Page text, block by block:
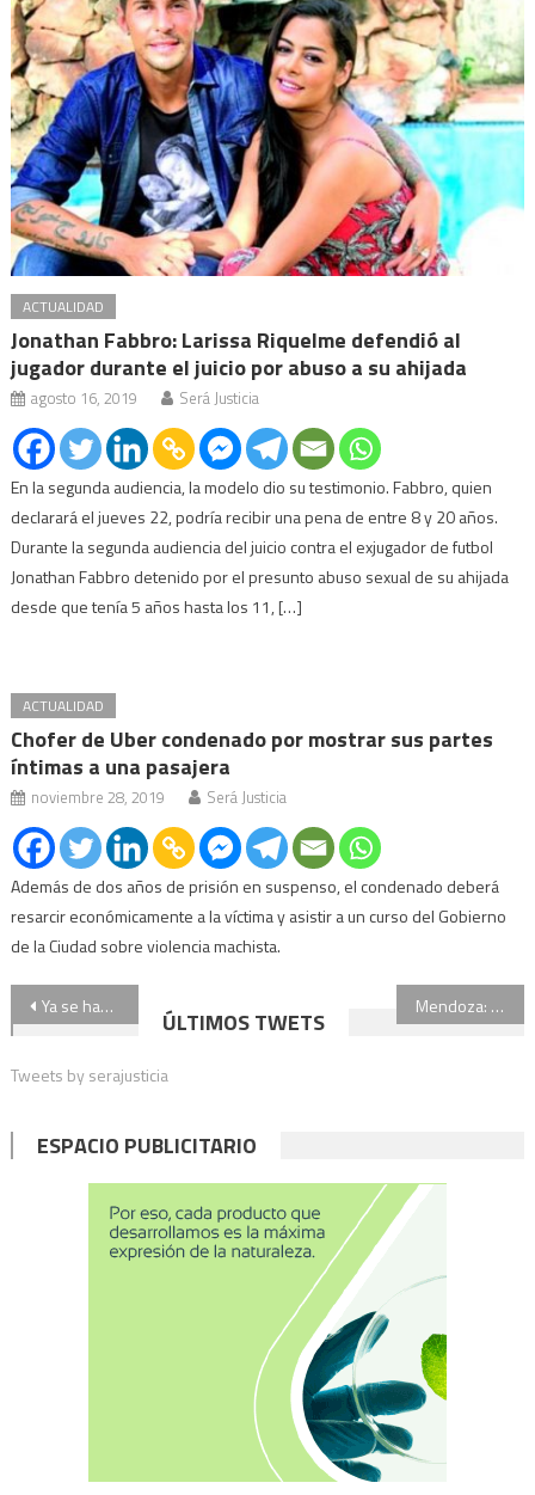
ACTUALIDAD
Jonathan Fabbro: Larissa Riquelme defendió al
jugador durante el juicio por abuso a su ahijada
agosto 16, 2019 Será Justicia
En la segunda audiencia, la modelo dio su testimonio. Fabbro, quien
declarará el jueves 22, podría recibir una pena de entre 8 y 20 años.
Durante la segunda audiencia del juicio contra el exjugador de futbol
Jonathan Fabbro detenido por el presunto abuso sexual de su ahijada
desde que tenía 5 años hasta los 11, […]
ACTUALIDAD
Chofer de Uber condenado por mostrar sus partes
íntimas a una pasajera
noviembre 28, 2019 Será Justicia
Además de dos años de prisión en suspenso, el condenado deberá
resarcir económicamente a la víctima y asistir a un curso del Gobierno
de la Ciudad sobre violencia machista.
Navegación
de
entradas
Ya se habilitó el formulario para mantener los subsidios en las tarifas de luz y gas: cómo inscribirse Mendoza: encontraron el cadáver de una artista plástica e investigan las causas de la muerte
ÚLTIMOS TWETS
Tweets by serajusticia
ESPACIO PUBLICITARIO